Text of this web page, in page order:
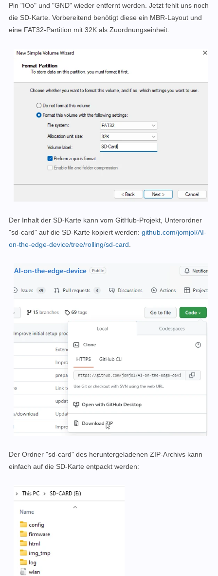
Pin "IOo" und "GND" wieder entfernt werden. Jetzt fehlt uns noch
die SD-Karte. Vorbereitend benötigt diese ein MBR-Layout und
eine FAT32-Partition mit 32K als Zuordnungseinheit:
Der Inhalt der SD-Karte kann vom GitHub-Projekt, Unterordner
"sd-card" auf die SD-Karte kopiert werden: github.com/jomjol/AI-
on-the-edge-device/tree/rolling/sd-card
Der Ordner "sd-card" des heruntergeladenen ZIP-Archivs kann
einfach auf die SD-Karte entpackt werden: